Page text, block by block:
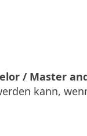
/ Master
kann,